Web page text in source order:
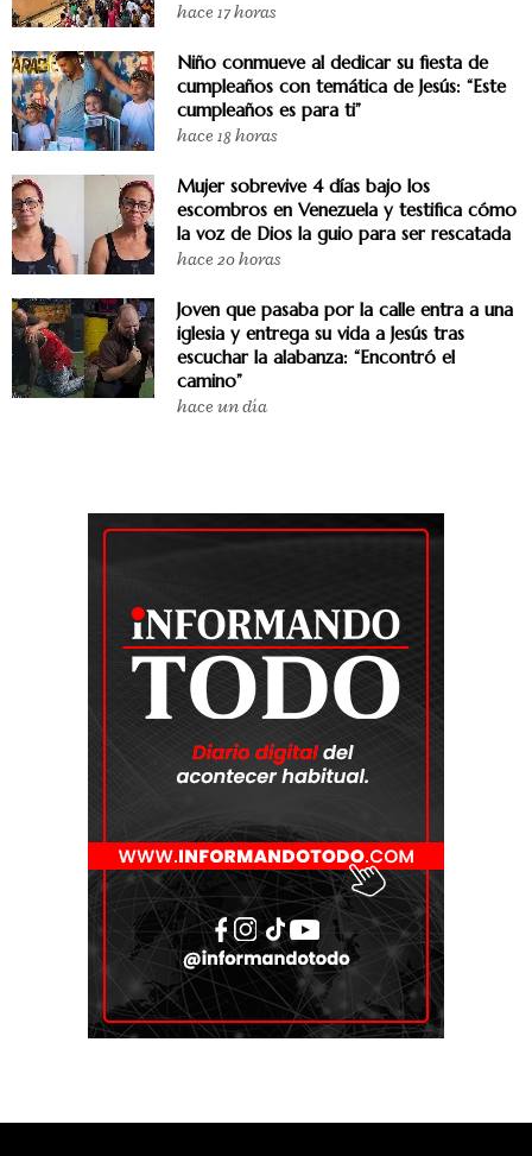
hace 17 horas
Niño conmueve al dedicar su fiesta de
cumpleaños con temática de Jesús: “Este
cumpleaños es para ti”
hace 18 horas
Mujer sobrevive 4 días bajo los
escombros en Venezuela y testifica cómo
la voz de Dios la guio para ser rescatada
hace 20 horas
Joven que pasaba por la calle entra a una
iglesia y entrega su vida a Jesús tras
escuchar la alabanza: “Encontró el
camino”
hace un día